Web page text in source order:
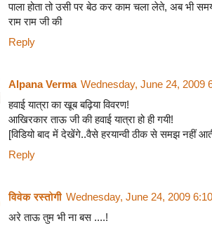
पाला होता तो उसी पर बेठ कर काम चला लेते, अब भी
राम राम जी की
Reply
Alpana Verma Wednesday, June 24, 2009
हवाई यात्रा का खूब बढ़िया विवरण!
आखिरकार ताऊ जी की हवाई यात्रा हो ही गयी!
[विडियो बाद में देखेंगे..वैसे हरयान्वी ठीक से समझ नहीं
Reply
विवेक रस्तोगी Wednesday, June 24, 2009
अरे ताऊ तुम भी ना बस ....!